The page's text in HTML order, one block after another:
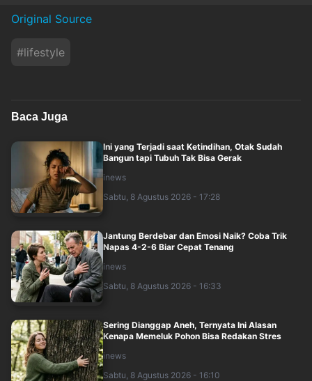
Original Source
#lifestyle
Baca Juga
Ini yang Terjadi saat Ketindihan, Otak Sudah
Bangun tapi Tubuh Tak Bisa Gerak
inews
Sabtu, 8 Agustus 2026 - 17:28
Jantung Berdebar dan Emosi Naik? Coba Trik
Napas 4-2-6 Biar Cepat Tenang
inews
Sabtu, 8 Agustus 2026 - 16:33
Sering Dianggap Aneh, Ternyata Ini Alasan
Kenapa Memeluk Pohon Bisa Redakan Stres
inews
Sabtu, 8 Agustus 2026 - 16:10